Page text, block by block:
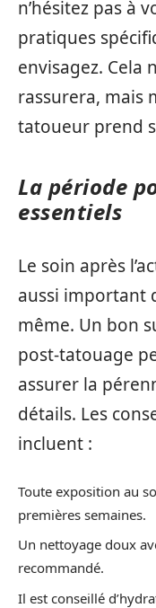
n’hésitez pas à
pratiques
envisagez. Cela
rassurera, mais
tatoueur prend
La période
essentiels
Le soin après
aussi important
même. Un bon
post-tatouage
assurer la
détails. Les
incluent :
Toute exposition au
premières semaines.
Un nettoyage doux
recommandé.
Il est conseillé